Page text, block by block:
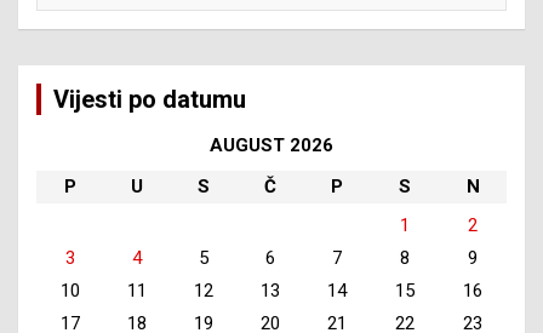
Vijesti po datumu
AUGUST 2026
P
U S Č P S
N
1
2
3
4 5 6 7 8
9
10
11 12 13 14 15
16
17
18 19 20 21 22
23